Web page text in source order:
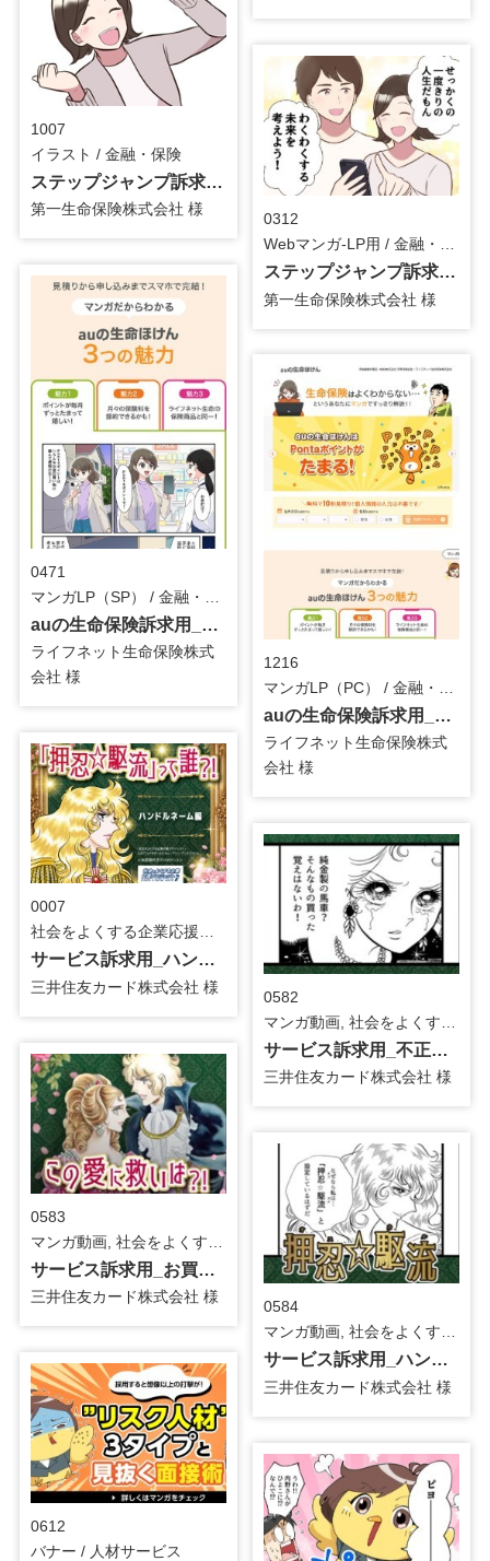
1007
イラスト / 金融・保険
ステップジャンプ訴求用_イラスト
第一生命保険株式会社 様
0312
Webマンガ-LP用 / 金融・保険
ステップジャンプ訴求用_Webマンガ
第一生命保険株式会社 様
0471
auの生命保険訴求用_マンガLP
ライフネット生命保険株式
会社 様
1216
auの生命保険訴求用_マンガLP
ライフネット生命保険株式
会社 様
0007
社会をよくする企業応援プロジェクト『ベルサイユのばら』, カルーセル / 金融・保険
サービス訴求用_ハンドルネーム編（2026年3月時点サービス）_カルーセル
三井住友カード株式会社 様
0582
サービス訴求用_不正利用編（2026年3月時点サービス）_マンガ動画
三井住友カード株式会社 様
0583
サービス訴求用_お買物安心保険編（2026年3月時点サービス）_マンガ動画
三井住友カード株式会社 様
0584
マンガ動画, 社会をよくする企業応援プロジェクト『ベルサイユのばら』 / 金融・保険
サービス訴求用_ハンドルネーム編（2026年3月時点サービス）_マンガ動画
三井住友カード株式会社 様
0612
バナー / 人材サービス